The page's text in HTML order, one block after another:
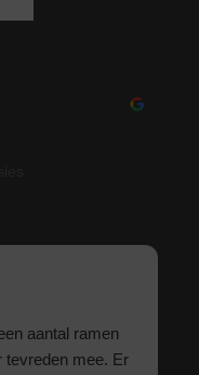
aantal ramen
tevreden mee. Er